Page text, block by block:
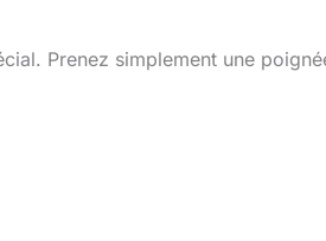
Prenez simplement une